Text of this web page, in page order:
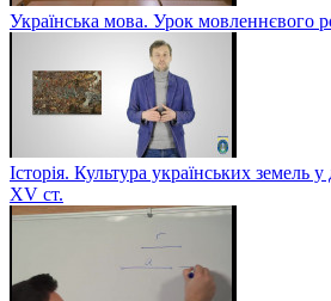
Українська мова. Урок мовленнєвого
Історія. Культура українських
XV ст.